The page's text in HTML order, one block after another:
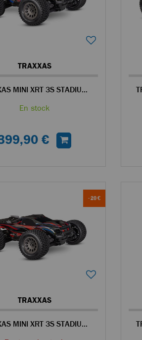
TRAXXAS
TRAXXAS MINI XRT 3S STADIUM TRUCK RC 4WD 1/14 BRUSHLESS BLEU - 108076-1
En stock
€
- 20 €
TRAXXAS
TRAXXAS MINI XRT 3S STADIUM TRUCK RC 4WD 1/14 BRUSHLESS ROUGE - 108076-1